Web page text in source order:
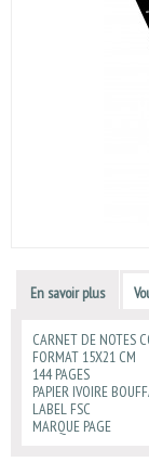
En savoir plus
CARNET DE NOTES
FORMAT 15X21 CM
144 PAGES
PAPIER IVOIRE
LABEL FSC
MARQUE PAGE